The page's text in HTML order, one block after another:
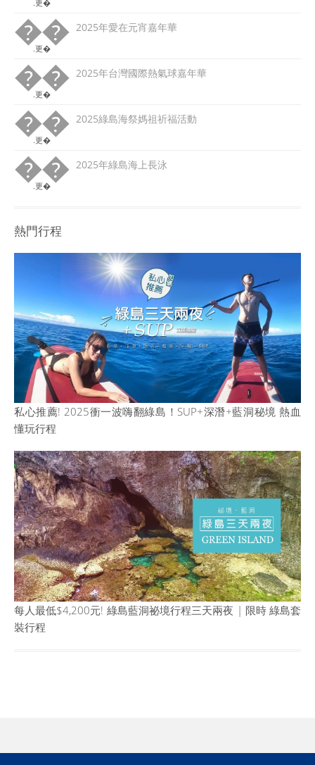
.更�
��
.更�
2025年愛在元宵嘉年華
��
.更�
2025年台灣國際熱氣球嘉年華
��
.更�
2025綠島海祭媽祖祈福活動
��
.更�
2025年綠島海上長泳
熱門行程
私心推薦! 2025衝一波嗨翻綠島！SUP+深潛+藍洞秘境 熱血
懂玩行程
每人最低$4,200元! 綠島藍洞祕境行程三天兩夜 | 限時 綠島套
裝行程